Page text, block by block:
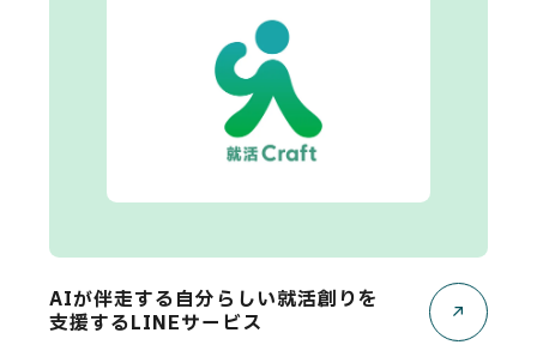
AIが伴走する自分らしい就活創りを
支援するLINEサービス